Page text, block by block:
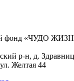
фонд «ЧУДО
р-н, д.
Желтая 44